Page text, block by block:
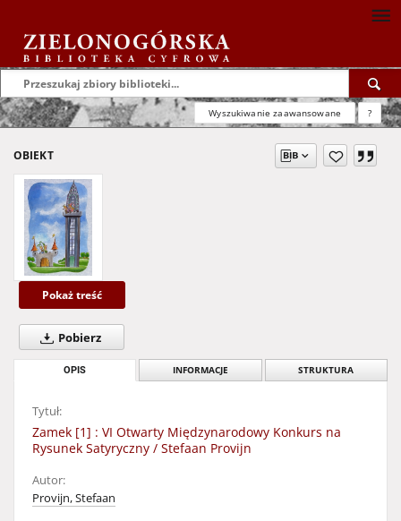
Wyszukiwanie zaawansowane ?
OBIEKT
Pokaż treść
Pobierz
OPIS INFORMACJE STRUKTURA
Tytuł:
Zamek [1] : VI Otwarty Międzynarodowy Konkurs na
Rysunek Satyryczny / Stefaan Provijn
Autor:
Provijn, Stefaan